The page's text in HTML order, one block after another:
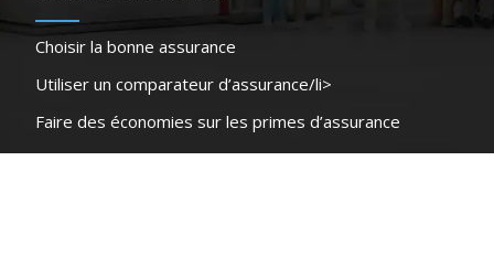
Choisir la bonne assurance
Utiliser un comparateur d’assurance/li>
Faire des économies sur les primes d’assurance
Souscrire une assurance de prêt